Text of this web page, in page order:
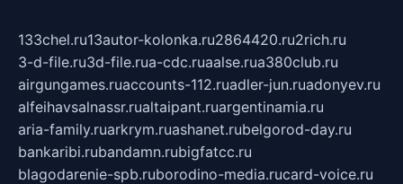
133chel.ru13autor-kolonka.ru2864420.ru2rich.ru
3-d-file.ru3d-file.rua-cdc.ruaalse.rua380club.ru
airgungames.ruaccounts-112.ruadler-jun.ruadonyev.ru
alfeihavsalnassr.rualtaipant.ruargentinamia.ru
aria-family.ruarkrym.ruashanet.rubelgorod-day.ru
bankaribi.rubandamn.rubigfatcc.ru
blagodarenie-spb.ruborodino-media.rucard-voice.ru